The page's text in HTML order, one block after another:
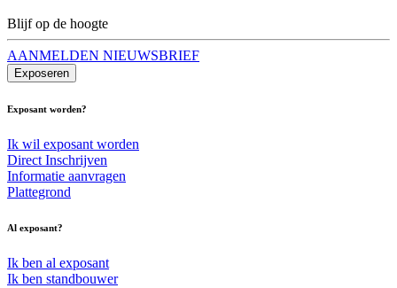
Blijf op de hoogte
AANMELDEN NIEUWSBRIEF
Exposeren
Exposant worden?
Ik wil exposant worden
Direct Inschrijven
Informatie aanvragen
Plattegrond
Al exposant?
Ik ben al exposant
Ik ben standbouwer